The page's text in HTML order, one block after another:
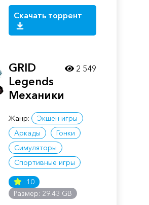
Скачать торрент
GRID
Legends
Механики
Жанр:
Экшен игры
Аркады
Гонки
Симуляторы
Спортивные игры
10
Размер: 29.43 GB
2 549